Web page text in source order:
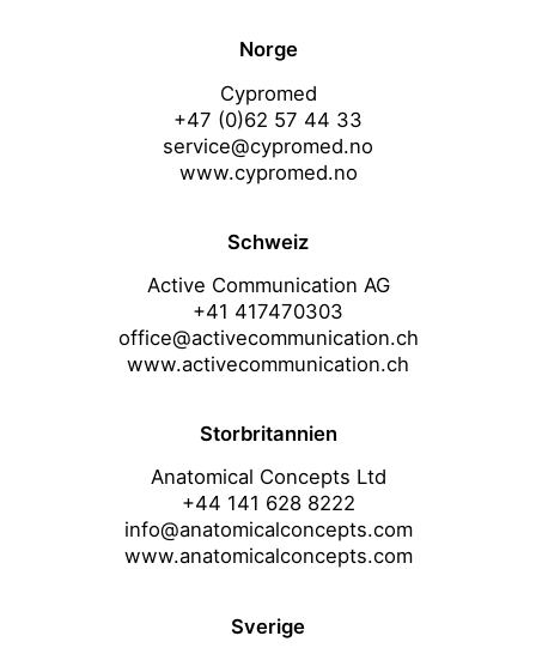
Norge
Cypromed
+47 (0)62 57 44 33
service@cypromed.no
www.cypromed.no
Schweiz
Active Communication AG
+41 417470303
office@activecommunication.ch
www.activecommunication.ch
Storbritannien
Anatomical Concepts Ltd
+44 141 628 8222
info@anatomicalconcepts.com
www.anatomicalconcepts.com
Sverige